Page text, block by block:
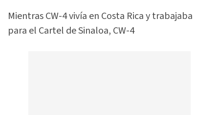
Mientras CW-4 vivía en Costa Rica y trabajaba
para el Cartel de Sinaloa, CW-4